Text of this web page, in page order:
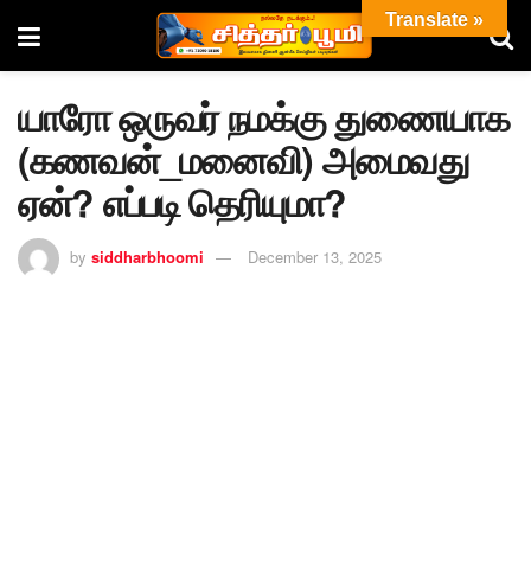
யாரோ ஒருவர் நமக்கு துணையாக
(கணவன்_மனைவி) அமைவது
ஏன்? எப்படி தெரியுமா?
by siddharbhoomi December 13, 2025
Translate »